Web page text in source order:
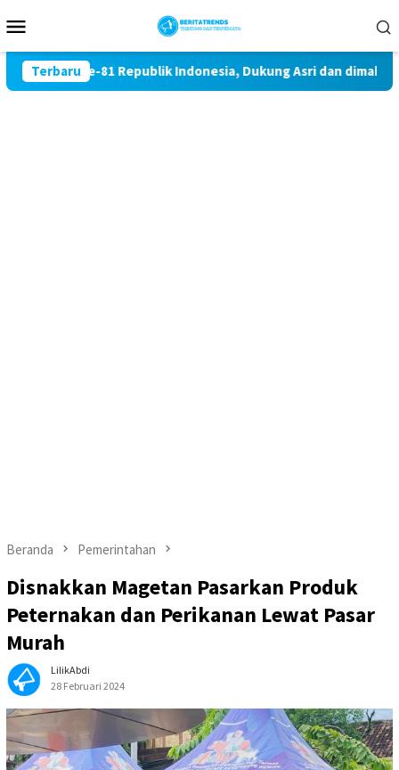
ke
Mobile
Terbaru
Ke-81 Republik Indonesia, Dukung Asri dan dimaknai
Beranda Pemerintahan
Disnakkan Magetan Pasarkan Produk
Peternakan dan Perikanan Lewat Pasar
Murah
LilikAbdi
28 Februari 2024